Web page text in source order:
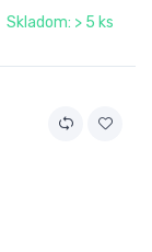
Skladom: > 5 ks